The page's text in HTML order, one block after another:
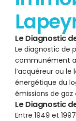
Le Diagnostic
Le diagnostic de
communément
l’acquéreur ou
énergétique du
émissions de
Le Diagnostic
Entre 1949 et